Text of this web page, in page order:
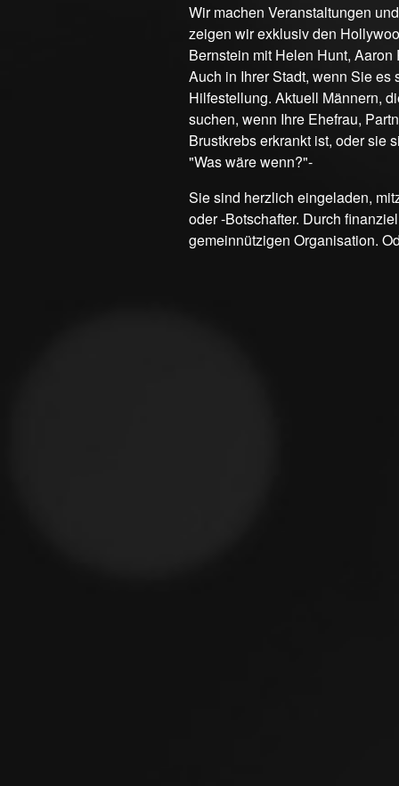
Wir machen Veranstaltungen
zeigen wir exklusiv den
Bernstein mit Helen Hunt,
Auch in Ihrer Stadt, wenn Sie
Hilfestellung. Aktuell Männern,
suchen, wenn Ihre Ehefrau,
Brustkrebs erkrankt ist, oder sie
"Was wäre wenn?"-
Sie sind herzlich eingeladen,
oder -Botschafter. Durch
gemeinnützigen Organisation.